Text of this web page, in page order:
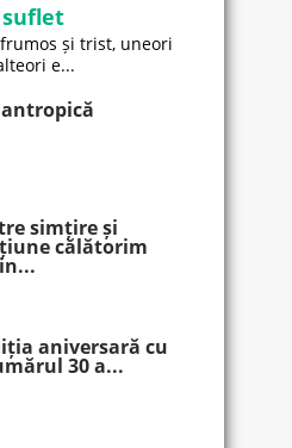
și trist, uneori
e...
simțire și
călătorim
aniversară cu
30 a...